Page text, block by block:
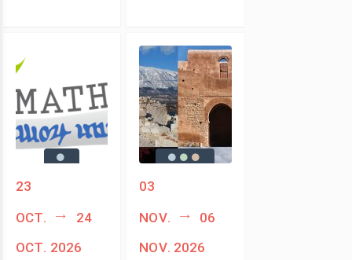
23
oct.
24
oct. 2026
03
nov.
06
nov. 2026